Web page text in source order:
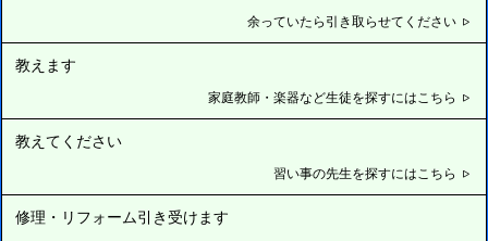
余っていたら引き取らせてください
教えます
家庭教師・楽器など生徒を探すにはこちら
教えてください
習い事の先生を探すにはこちら
修理・リフォーム引き受けます